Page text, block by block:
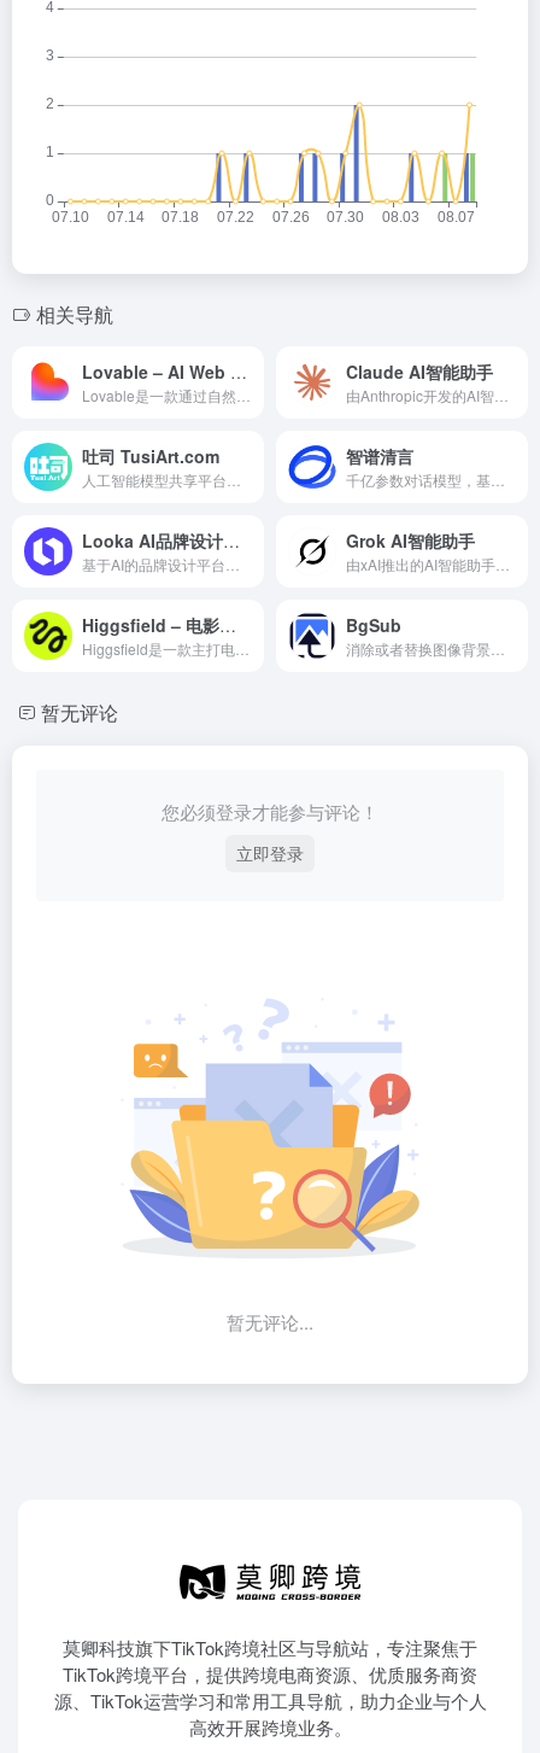
相关导航
Lovable – AI Web 应用生成平台 Claude AI智能助手
吐司 TusiArt.com 智谱清言
Looka AI品牌设计平台 Grok AI智能助手
Higgsfield – 电影级 AI 视频生成平台 BgSub
暂无评论
您必须登录才能参与评论！
立即登录
暂无评论...
莫卿科技旗下TikTok跨境社区与导航站，专注聚焦于
TikTok跨境平台，提供跨境电商资源、优质服务商资
源、TikTok运营学习和常用工具导航，助力企业与个人
高效开展跨境业务。